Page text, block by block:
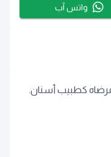
كطبيب أسنان.
واتس آب